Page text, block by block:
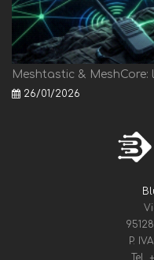
Meshtastic &
26/01/2026
P.
Tel.